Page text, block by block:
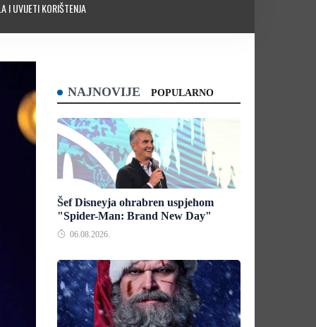
I UVIJETI KORIŠTENJA
NAJNOVIJE POPULARNO
Šef Disneyja ohrabren uspjehom
"Spider-Man: Brand New Day"
06.08.2026.